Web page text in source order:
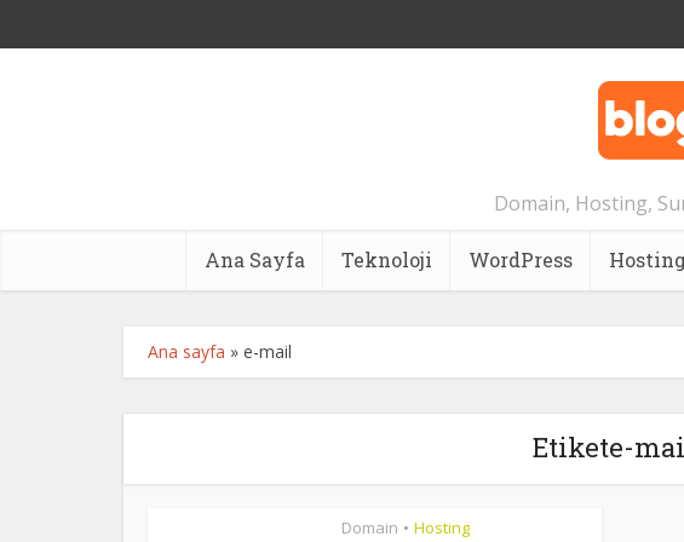
Domain, Hosting,
Ana Sayfa Teknoloji WordPress
Ana sayfa » e-mail
Etikete-
Domain • Hosting